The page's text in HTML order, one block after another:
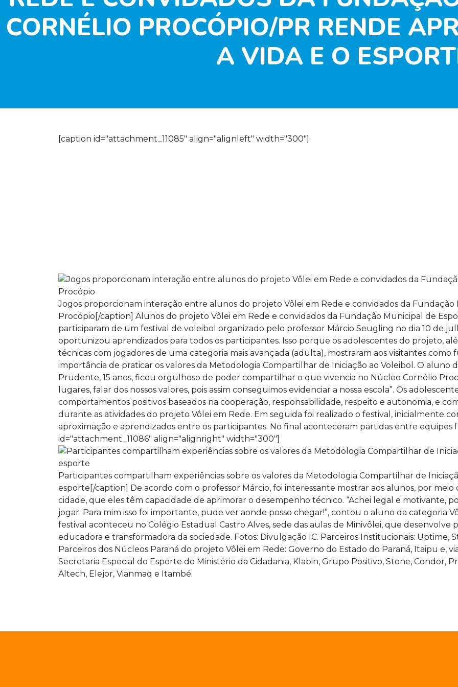
CORNÉLIO PROCÓPIO/PR RENDE
A VIDA E O
[caption id="attachment_11085" align="alignleft" width="300"]
Jogos proporcionam interação entre alunos do projeto Vôlei em Rede e convidados da
Procópio[/caption] Alunos do projeto Vôlei em Rede e convidados da Fundação Municipal de
participaram de um festival de voleibol organizado pelo professor Márcio Seugling no dia 10 de
oportunizou aprendizados para todos os participantes. Isso porque os adolescentes do projeto,
técnicas com jogadores de uma categoria mais avançada (adulta), mostraram aos visitantes como
importância de praticar os valores da Metodologia Compartilhar de Iniciação ao Voleibol. O aluno
Prudente, 15 anos, ficou orgulhoso de poder compartilhar o que vivencia no Núcleo Cornélio
lugares, falar dos nossos valores, pois assim conseguimos evidenciar a nossa escola”. Os
comportamentos positivos baseados na cooperação, responsabilidade, respeito e autonomia, e
durante as atividades do projeto Vôlei em Rede. Em seguida foi realizado o festival, inicialmente
aproximação e aprendizados entre os participantes. No final aconteceram partidas entre equipes
id="attachment_11086" align="alignright" width="300"]
Participantes compartilham experiências sobre os valores da Metodologia Compartilhar de
esporte[/caption] De acordo com o professor Márcio, foi interessante mostrar aos alunos, por
cidade, que eles têm capacidade de aprimorar o desempenho técnico. “Achei legal e motivante,
jogar. Para mim isso foi importante, pude ver aonde posso chegar!”, contou o aluno da categoria
festival aconteceu no Colégio Estadual Castro Alves, sede das aulas de Minivôlei, que
educadora e transformadora da sociedade. Fotos: Divulgação IC. Parceiros Institucionais: Uptime,
Parceiros dos Núcleos Paraná do projeto Vôlei em Rede: Governo do Estado do Paraná, Itaipu e,
Secretaria Especial do Esporte do Ministério da Cidadania, Klabin, Grupo Positivo, Stone, Condor,
Altech, Elejor, Vianmaq e Itambé.